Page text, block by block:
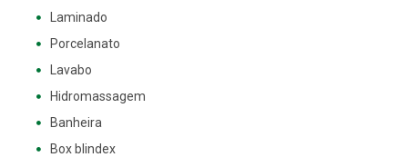
Laminado
Porcelanato
Lavabo
Hidromassagem
Banheira
Box blindex